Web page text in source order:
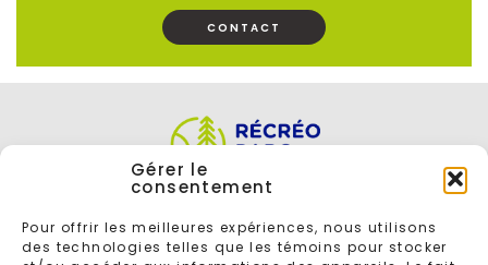
Gérer le
consentement
Pour offrir les meilleures expériences, nous utilisons
des technologies telles que les témoins pour stocker
CONTACT